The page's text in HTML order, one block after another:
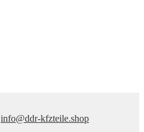
info@ddr-kfzteile.shop